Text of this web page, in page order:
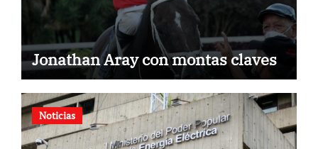
Jonathan Aray con montas claves
Noticias